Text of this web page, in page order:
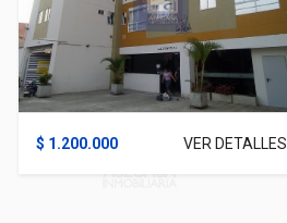
$ 1.200.000 VER DETALLES